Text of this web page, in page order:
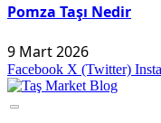
Pomza Taşı Nedir
9 Mart 2026
Facebook X (Twitter)